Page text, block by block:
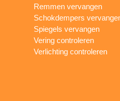
Remmen vervangen
Schokdempers
Spiegels vervangen
Vering controleren
Verlichting controleren